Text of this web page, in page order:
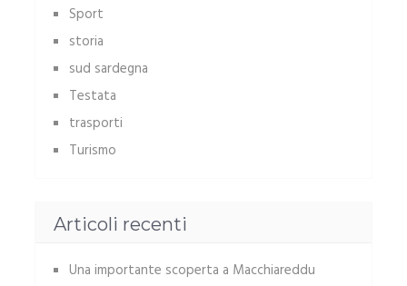
Sport
storia
sud sardegna
Testata
trasporti
Turismo
Articoli recenti
Una importante scoperta a Macchiareddu